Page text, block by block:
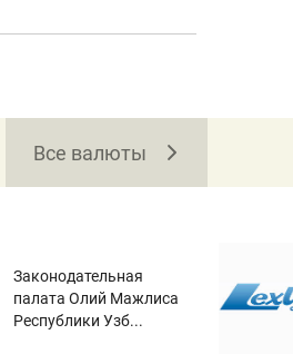
Все валюты
Законодательная
палата Олий Мажлиса
Республики Узб...